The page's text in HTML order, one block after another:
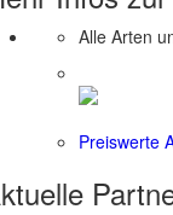
Alle Arten
Preiswerte